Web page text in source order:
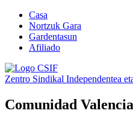
Casa
Nortzuk Gara
Gardentasun
Afiliado
Zentro Sindikal Independentea
Comunidad